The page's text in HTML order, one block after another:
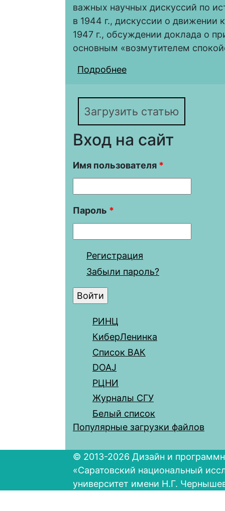
важных научных дискуссий по
в 1944 г., дискуссии о движении
1947 г., обсуждении доклада о
основным «возмутителем
Подробнее
Загрузить статью
Вход на сайт
Имя пользователя *
Пароль *
Регистрация
Забыли пароль?
РИНЦ
КиберЛенинка
Список ВАК
DOAJ
РЦНИ
Журналы СГУ
Белый список
Популярные загрузки файлов
© 2013-2026 Дизайн и
«Саратовский национальный
университет имени Н.Г.